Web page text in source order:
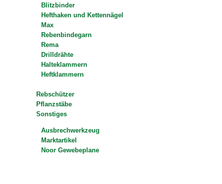
Blitzbinder
Hefthaken und Kettennägel
Max
Rebenbindegarn
Rema
Drilldrähte
Halteklammern
Heftklammern
Rebschützer
Pflanzstäbe
Sonstiges
Ausbrechwerkzeug
Marktartikel
Noor Gewebeplane